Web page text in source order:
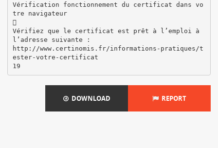
Vérification fonctionnement du certificat dans vo
tre navigateur

Vérifiez que le certificat est prêt à l’emploi à
l’adresse suivante :
http://www.certinomis.fr/informations-pratiques/t
ester-votre-certificat
DOWNLOAD REPORT